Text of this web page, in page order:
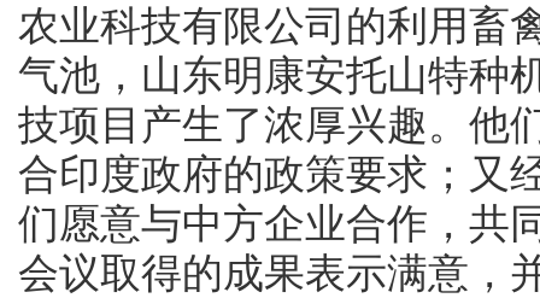
农业科技有限公司的利用畜
气池，山东明康安托山特种
技项目产生了浓厚兴趣。他
合印度政府的政策要求；又
们愿意与中方企业合作，共
会议取得的成果表示满意，